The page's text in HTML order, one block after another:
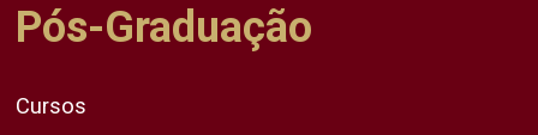
Pós-Graduação
Cursos